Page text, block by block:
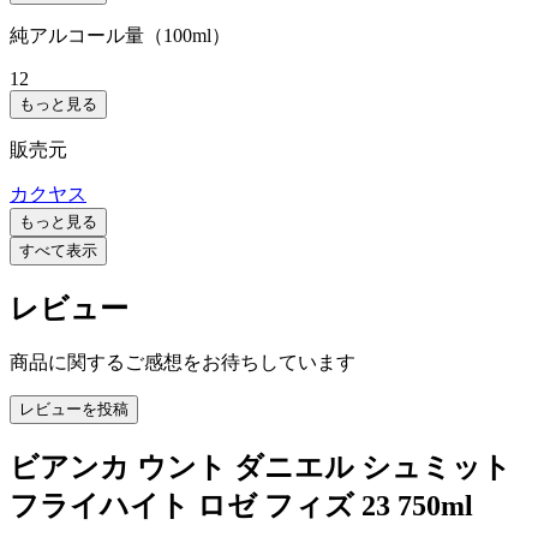
純アルコール量（100ml）
12
もっと見る
販売元
カクヤス
もっと見る
すべて表示
レビュー
商品に関するご感想をお待ちしています
レビューを投稿
ビアンカ ウント ダニエル シュミット
フライハイト ロゼ フィズ 23 750ml